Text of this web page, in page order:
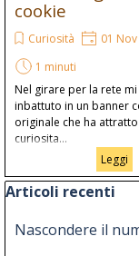
cookie
Curiosità
01
1 minuti
Nel girare per la rete
inbattuto in un banner
originale che ha
curiosita...
Leggi
Salta blocco
Articoli recenti
Nascondere il